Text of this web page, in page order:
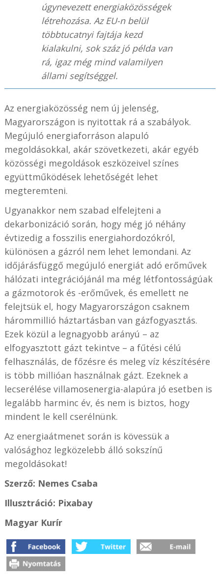
úgynevezett energiaközösségek
létrehozása. Az EU-n belül
többtucatnyi fajtája kezd
kialakulni, sok száz jó példa van
rá, igaz még mind valamilyen
állami segítséggel.
Az energiaközösség nem új jelenség,
Magyarországon is nyitottak rá a szabályok.
Megújuló energiaforráson alapuló
megoldásokkal, akár szövetkezeti, akár egyéb
közösségi megoldások eszközeivel színes
együttműködések lehetőségét lehet
megteremteni.
Ugyanakkor nem szabad elfelejteni a
dekarbonizáció során, hogy még jó néhány
évtizedig a fosszilis energiahordozókról,
különösen a gázról nem lehet lemondani. Az
időjárásfüggő megújuló energiát adó erőművek
hálózati integrációjánál ma még létfontosságúak
a gázmotorok és -erőművek, és emellett ne
felejtsük el, hogy Magyarországon csaknem
hárommillió háztartásban van gázfogyasztás.
Ezek közül a legnagyobb arányú – az
elfogyasztott gázt tekintve – a fűtési célú
felhasználás, de főzésre és meleg víz készítésére
is több millióan használnak gázt. Ezeknek a
lecserélése villamosenergia-alapúra jó esetben is
legalább harminc év, és nem is biztos, hogy
mindent le kell cserélnünk.
Az energiaátmenet során is kövessük a
valósághoz legközelebb álló sokszínű
megoldásokat!
Szerző: Nemes Csaba
Illusztráció: Pixabay
Magyar Kurír